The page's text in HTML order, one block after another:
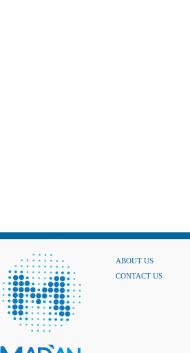
ABOUT US
CONTACT US